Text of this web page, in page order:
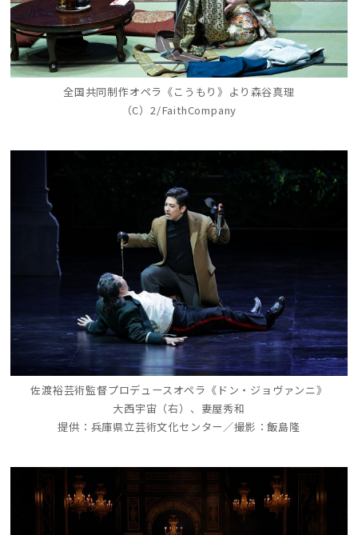
全国共同制作オペラ《こうもり》より森谷真理
（C）2/FaithCompany
佐渡裕芸術監督プロデュースオペラ《ドン・ジョヴァンニ》
大西宇宙（右）、妻屋秀和
提供：兵庫県立芸術文化センター／撮影：飯島隆